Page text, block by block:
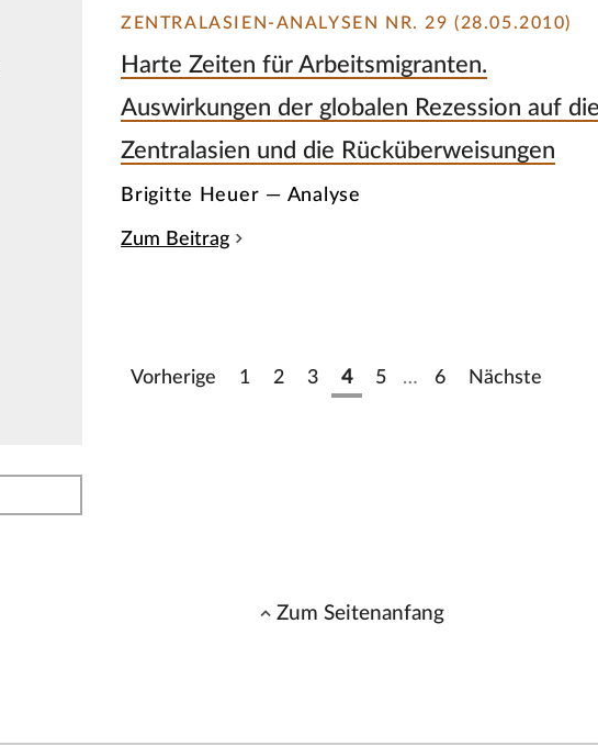
ZENTRALASIEN-ANALYSEN NR. 29 (28.05.2010)
Harte Zeiten für Arbeitsmigranten.
Auswirkungen der globalen Rezession auf
Zentralasien und die Rücküberweisungen
Brigitte Heuer — Analyse
Zum Beitrag
Vorherige 1 2 3 4 5 … 6 Nächste
Zum Seitenanfang